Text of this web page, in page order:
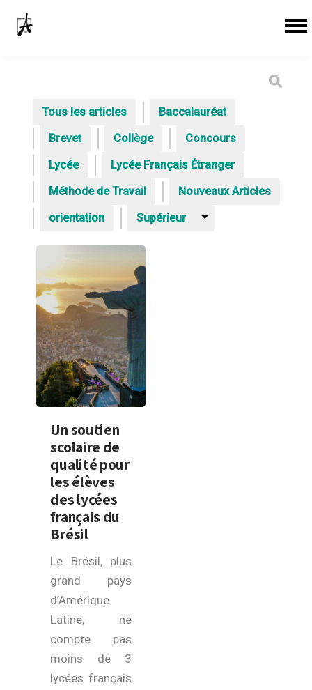
Tous les articles
Baccalauréat
Brevet
Collège
Concours
Lycée
Lycée Français Étranger
Méthode de Travail
Nouveaux Articles
orientation
Supérieur
Un soutien
scolaire de
qualité pour
les élèves
des lycées
français du
Brésil
Le Brésil, plus
grand pays
d’Amérique
Latine, ne
compte pas
moins de 3
lycées français